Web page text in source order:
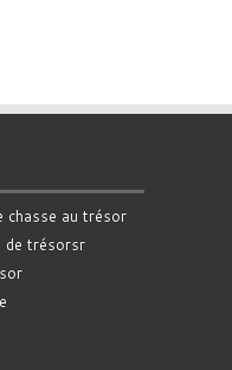
au trésor
de trésorsr